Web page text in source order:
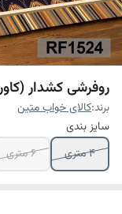
روفرشی کشدار
برند:کالای خواب متین
سایز بندی
4 متری
6 متری